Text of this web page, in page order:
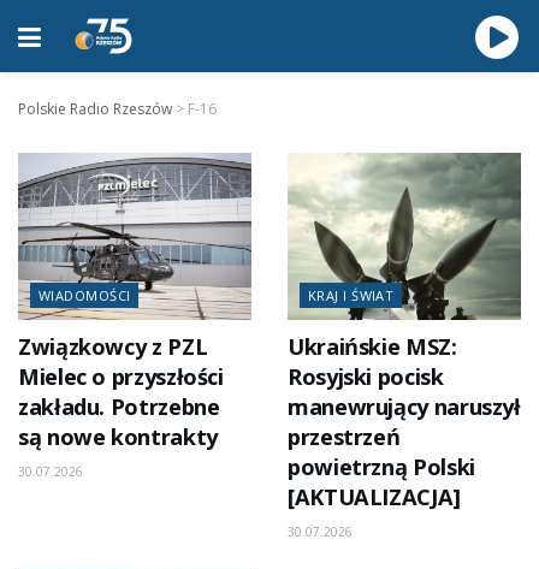
Polskie Radio Rzeszów > F-16
WIADOMOŚCI
Związkowcy z PZL
Mielec o przyszłości
zakładu. Potrzebne
są nowe kontrakty
30.07.2026
KRAJ I ŚWIAT
Ukraińskie MSZ:
Rosyjski pocisk
manewrujący naruszył
przestrzeń
powietrzną Polski
[AKTUALIZACJA]
30.07.2026